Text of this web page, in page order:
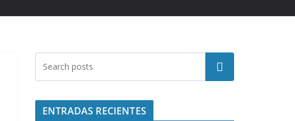
Buscar
ENTRADAS RECIENTES